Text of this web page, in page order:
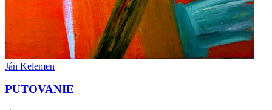
Ján Kelemen
PUTOVANIE